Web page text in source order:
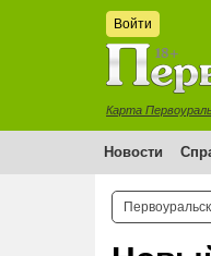
Войти
Карта
Новости
Первоуральск